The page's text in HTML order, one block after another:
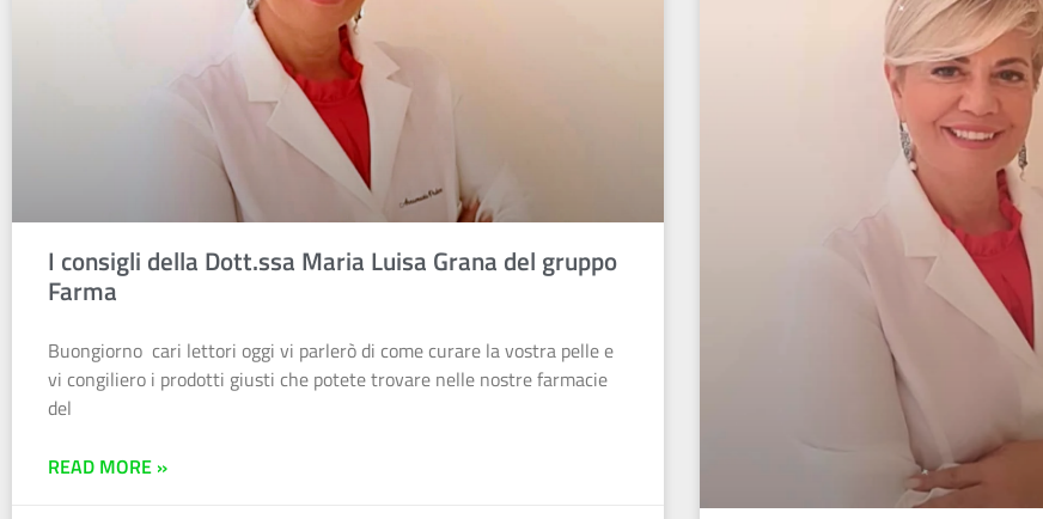
I consigli della Dott.ssa Maria Luisa Grana del gruppo
Farma
Buongiorno cari lettori oggi vi parlerò di come curare la vostra pelle e
vi congiliero i prodotti giusti che potete trovare nelle nostre farmacie
del
READ MORE »